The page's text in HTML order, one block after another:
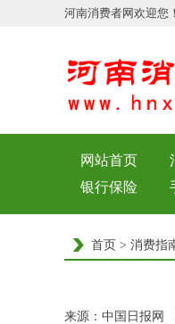
河南消费者网欢迎您！
网站首页
银行保险
首页 > 消费指
来源：中国日报网